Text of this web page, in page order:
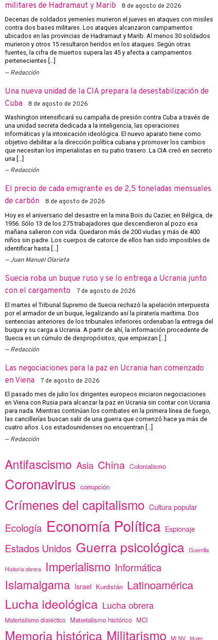
militares de Hadramaut y Marib
8 de agosto de 2026
Decenas de soldados yemeníes murieron el jueves en ataques con misiles
contra dos bases militares. Los ataques alcanzaron campamentos
ubicados en las provincias de Hadramaut y Marib. Al menos 30 soldados
murieron y otros 15 resultaron heridos en los ataques. Según otras
fuentes, la cifra de muertos supera las 45 y afecta a campamentos
pertenecientes […]
Redacción
Una nueva unidad de la CIA prepara la desestabilización de
Cuba
8 de agosto de 2026
Washington intensificará su campaña de presión contra Cuba a través de
una unidad secreta dedicada a la inteligencia, las operaciones
informáticas y la intoxicación ideológica. El nuevo aparato tiene como
objetivo debilitar a la dirección política cubana y promover los cambios
que necesitan los imperialistas en su patio trasero. La CIA creó en secreto
una […]
Redacción
El precio de cada emigrante es de 2,5 toneladas mensuales
de carbón
8 de agosto de 2026
Hoy es el aniversario del desastre en la mina Bois du Cazier, en Bélgica, de
1956. Sólo 13 de los 275 trabajadores que descendieron al pozo esa
mañana salieron con vida. Quedaron más de 200 viudas y más de 400
niños sin padre. Los cuerpos de catorce de ellos han sido imposibles de
identificar hasta […]
Juan Manuel Olarieta
Suecia roba un buque ruso y se lo entrega a Ucrania junto
con el cargamento
7 de agosto de 2026
El martes el Tribunal Supremo de Suecia rechazó la apelación interpuesta
por el armador de un buque, legalizando así la piratería marítima. Dos
sentencias anteriores de los tribunales inferiores ordenaban la entrega del
buque y su carga a Ucrania. A partir de ahí, la información procedente de
Suecia es un cúmulo de despropósitos, que empiezan […]
Redacción
Las negociaciones para la paz en Ucrania han comenzado
en Viena
7 de agosto de 2026
El pasado mes de julio los dirigentes europeos iniciaron negociaciones
en Viena con Rusia para alcanzar la paz en Ucrania sin contar con Ucrania
para nada. Mientras continúan los combates en la primera línea de fuego,
las cancillerías buscan salir de una guerra que comenzó hace ya más de
cuatro años. Los estadounidenses no encuentran […]
Redacción
Antifascismo Asia China Colonialismo
Coronavirus corrupción
Crímenes del capitalismo Cultura popular
Ecología Economía Política Espionaje
Estados Unidos Guerra psicológica Guerrilla
Historia obrera Imperialismo Informática
Islamalgama Israel Kurdistán Latinoamérica
Lucha ideológica Lucha obrera
Materialismo dialéctico Materialismo histórico MCI
Memoria histórica Militarismo MLNV Mujer